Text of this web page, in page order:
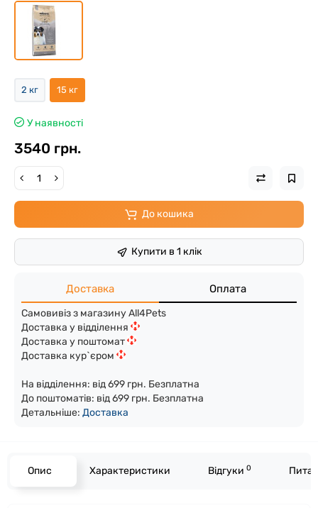
2 кг 15 кг
У наявності
3540 грн.
До кошика
Купити в 1 клік
Доставка Оплата
Самовивіз з магазину All4Pets
Доставка у відділення
Доставка у поштомат
Доставка кур`єром
На відділення: від 699 грн. Безплатна
До поштоматів: від 699 грн. Безплатна
Детальніше: Доставка
Опис Характеристики Відгуки 0